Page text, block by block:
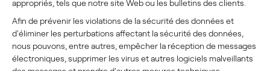
appropriés, tels que notre site Web ou les bulletins des clients.
Afin de prévenir les violations de la sécurité des données et
d'éliminer les perturbations affectant la sécurité des données,
nous pouvons, entre autres, empêcher la réception de messages
électroniques, supprimer les virus et autres logiciels malveillants